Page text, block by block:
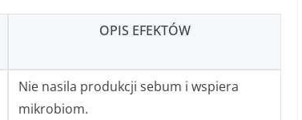
OPIS EFEKTÓW
Nie nasila produkcji sebum i wspiera
mikrobiom.